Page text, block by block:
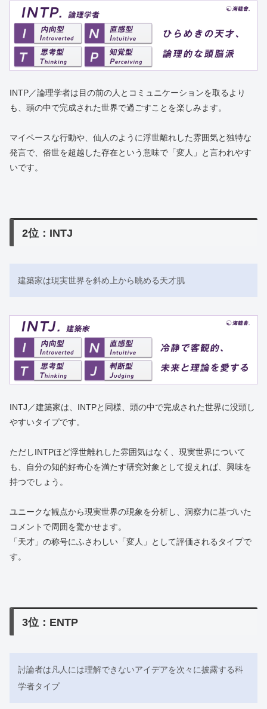
INTP／論理学者は目の前の人とコミュニケーションを取るより
も、頭の中で完成された世界で過ごすことを楽しみます。
マイペースな行動や、仙人のように浮世離れした雰囲気と独特な
発言で、俗世を超越した存在という意味で「変人」と言われやす
いです。
2位：INTJ
建築家は現実世界を斜め上から眺める天才肌
INTJ／建築家は、INTPと同様、頭の中で完成された世界に没頭し
やすいタイプです。
ただしINTPほど浮世離れした雰囲気はなく、現実世界について
も、自分の知的好奇心を満たす研究対象として捉えれば、興味を
持つでしょう。
ユニークな観点から現実世界の現象を分析し、洞察力に基づいた
コメントで周囲を驚かせます。
「天才」の称号にふさわしい「変人」として評価されるタイプで
す。
3位：ENTP
討論者は凡人には理解できないアイデアを次々に披露する科
学者タイプ